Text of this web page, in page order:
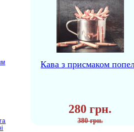
Кава з присмаком
280 грн.
380 грн.